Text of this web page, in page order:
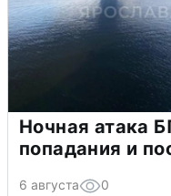
Ночная атака
попадания и
6 августа 0